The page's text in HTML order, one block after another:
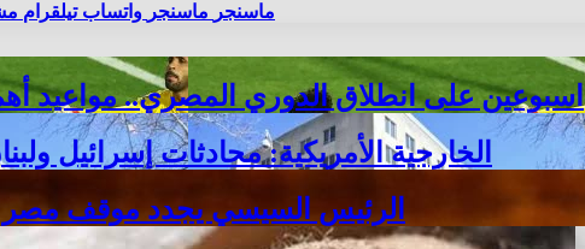
ماسنجر ماسنجر واتساب تيلقرام
اسبوعين على انطلاق الدوري المصري.. مواعيد أهم 5 مباريات في
الخارجية الأمريكية: محادثات إسرائيل
الرئيس السيسي يجدد موقف مصر